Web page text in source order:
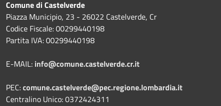
Comune di Castelverde
Piazza Municipio, 23 - 26022 Castelverde, Cr
Codice Fiscale: 00299440198
Partita IVA: 00299440198
E-MAIL: info@comune.castelverde.cr.it
PEC:comune.castelverde@pec.regione.lombardia.it
Centralino Unico: 0372424311